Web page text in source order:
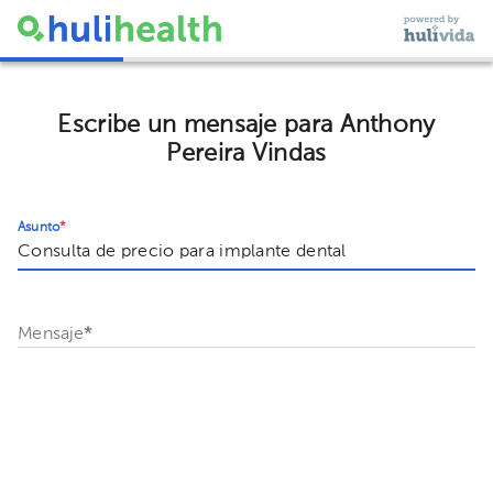
Escribe un mensaje para Anthony
Pereira Vindas
Asunto*
Mensaje*